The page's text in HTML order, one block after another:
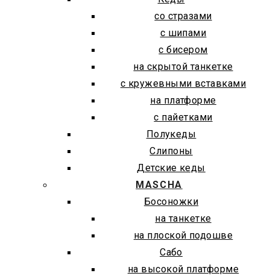
со стразами
с шипами
с бисером
на скрытой танкетке
с кружевными вставками
на платформе
с пайетками
Полукеды
Слипоны
Детские кеды
MASCHA
Босоножки
на танкетке
на плоской подошве
Сабо
на высокой платформе